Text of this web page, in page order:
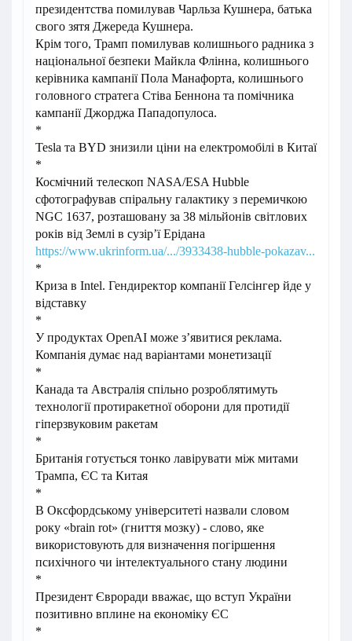
президентства помилував Чарльза Кушнера, батька
свого зятя Джереда Кушнера.
Крім того, Трамп помилував колишнього радника з
національної безпеки Майкла Флінна, колишнього
керівника кампанії Пола Манафорта, колишнього
головного стратега Стіва Беннона та помічника
кампанії Джорджа Пападопулоса.
*
Tesla та BYD знизили ціни на електромобілі в Китаї
*
Космічний телескоп NASA/ESA Hubble
сфотографував спіральну галактику з перемичкою
NGC 1637, розташовану за 38 мільйонів світлових
років від Землі в сузір’ї Ерідана
https://www.ukrinform.ua/.../3933438-hubble-pokazav...
*
Криза в Intel. Гендиректор компанії Гелсінгер йде у
відставку
*
У продуктах OpenAI може зʼявитися реклама.
Компанія думає над варіантами монетизації
*
Канада та Австралія спільно розроблятимуть
технології протиракетної оборони для протидії
гіперзвуковим ракетам
*
Британія готується тонко лавірувати між митами
Трампа, ЄС та Китая
*
В Оксфордському університеті назвали словом
року «brain rot» (гниття мозку) - слово, яке
використовують для визначення погіршення
психічного чи інтелектуального стану людини
*
Президент Євроради вважає, що вступ України
позитивно вплине на економіку ЄС
*